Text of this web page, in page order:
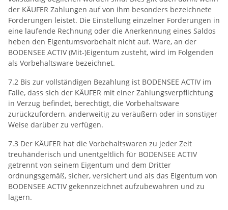
der KÄUFER Zahlungen auf von ihm besonders bezeichnete
Forderungen leistet. Die Einstellung einzelner Forderungen in
eine laufende Rechnung oder die Anerkennung eines Saldos
heben den Eigentumsvorbehalt nicht auf. Ware, an der
BODENSEE ACTIV (Mit-)Eigentum zusteht, wird im Folgenden
als Vorbehaltsware bezeichnet.
7.2 Bis zur vollständigen Bezahlung ist BODENSEE ACTIV im
Falle, dass sich der KÄUFER mit einer Zahlungsverpflichtung
in Verzug befindet, berechtigt, die Vorbehaltsware
zurückzufordern, anderweitig zu veräußern oder in sonstiger
Weise darüber zu verfügen.
7.3 Der KÄUFER hat die Vorbehaltswaren zu jeder Zeit
treuhänderisch und unentgeltlich für BODENSEE ACTIV
getrennt von seinem Eigentum und dem Dritter
ordnungsgemäß, sicher, versichert und als das Eigentum von
BODENSEE ACTIV gekennzeichnet aufzubewahren und zu
lagern.